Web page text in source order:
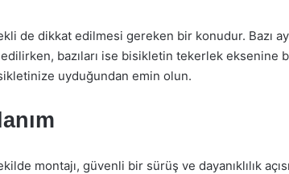
de dikkat edilmesi gereken bir konudur. Bazı
bazıları ise bisikletin tekerlek eksenine
uyduğundan emin olun.
montajı, güvenli bir sürüş ve dayanıklılık